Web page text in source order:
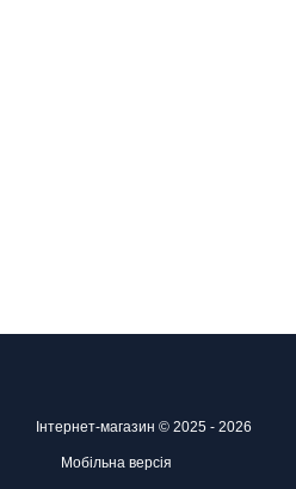
Інтернет-магазин © 2025 - 2026
Мобільна версія